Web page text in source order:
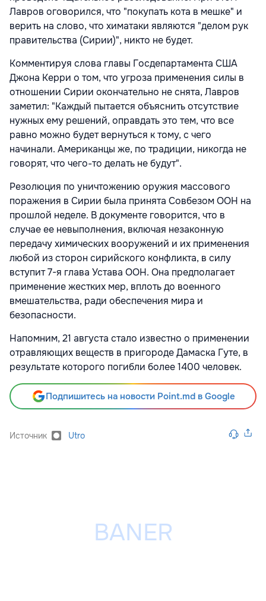
Лавров оговорился, что "покупать кота в мешке" и
верить на слово, что химатаки являются "делом рук
правительства (Сирии)", никто не будет.
Комментируя слова главы Госдепартамента США
Джона Керри о том, что угроза применения силы в
отношении Сирии окончательно не снята, Лавров
заметил: "Каждый пытается объяснить отсутствие
нужных ему решений, оправдать это тем, что все
равно можно будет вернуться к тому, с чего
начинали. Американцы же, по традиции, никогда не
говорят, что чего-то делать не будут".
Резолюция по уничтожению оружия массового
поражения в Сирии была принята Совбезом ООН на
прошлой неделе. В документе говорится, что в
случае ее невыполнения, включая незаконную
передачу химических вооружений и их применения
любой из сторон сирийского конфликта, в силу
вступит 7-я глава Устава ООН. Она предполагает
применение жестких мер, вплоть до военного
вмешательства, ради обеспечения мира и
безопасности.
Напомним, 21 августа стало известно о применении
отравляющих веществ в пригороде Дамаска Гуте, в
результате которого погибли более 1400 человек.
Подпишитесь на новости Point.md в Google
Источник Utro